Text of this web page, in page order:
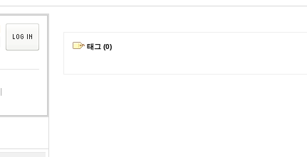
태그 (0)